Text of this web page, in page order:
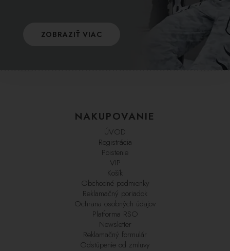
ZOBRAZIŤ VIAC
NAKUPOVANIE
ÚVOD
Registrácia
Poistenie
VIP
Košík
Obchodné podmienky
Reklamačný poriadok
Ochrana osobných údajov
Platforma RSO
Newsletter
Reklamačný formulár
Odstúpenie od zmluvy